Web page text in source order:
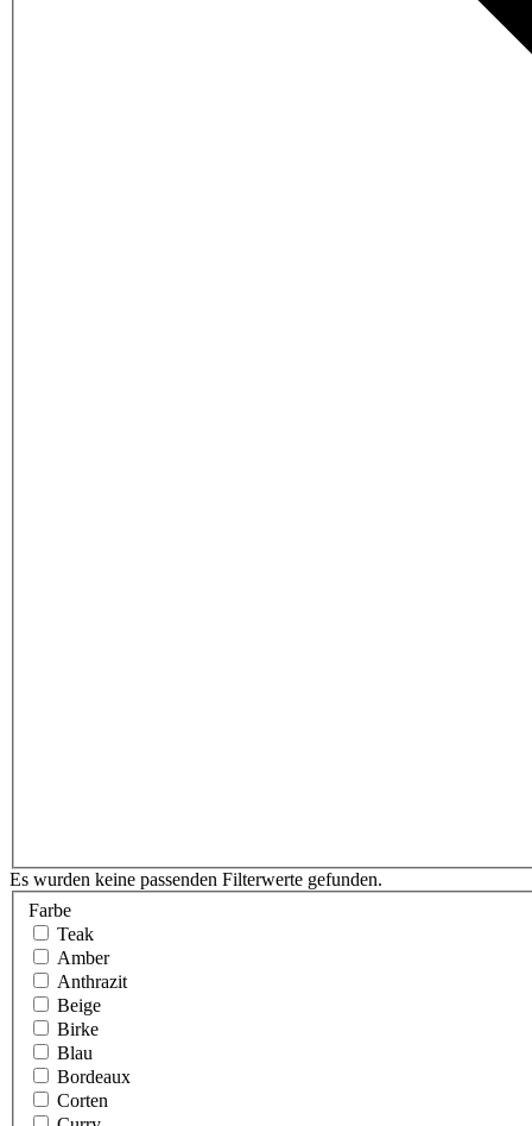
Es wurden keine passenden Filterwerte gefunden.
Farbe
Teak
Amber
Anthrazit
Beige
Birke
Blau
Bordeaux
Corten